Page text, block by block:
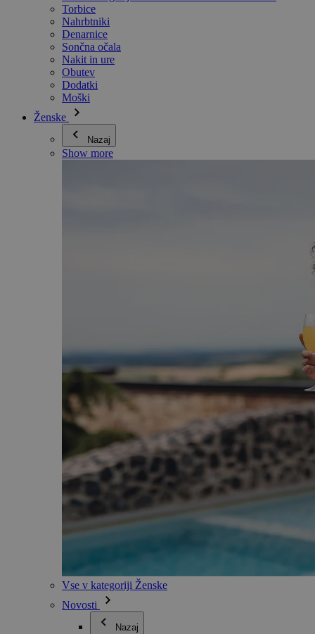
Torbice
Nahrbtniki
Denarnice
Sončna očala
Nakit in ure
Obutev
Dodatki
Moški
Ženske
Nazaj
Show more
Vse v kategoriji Ženske
Novosti
Nazaj